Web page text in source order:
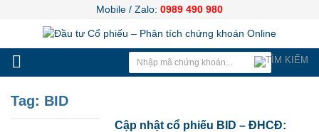
Mobile / Zalo: 0989 490 980
Tag: BID
Cập nhật cổ phiếu BID – ĐHCĐ: